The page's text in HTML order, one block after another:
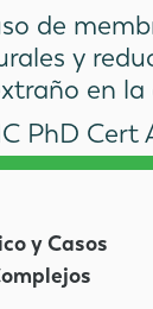
de
y
en la
PhD Cert
y Casos